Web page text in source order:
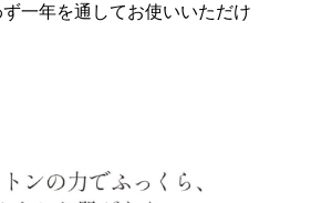
ず一年を通してお使いいただけ